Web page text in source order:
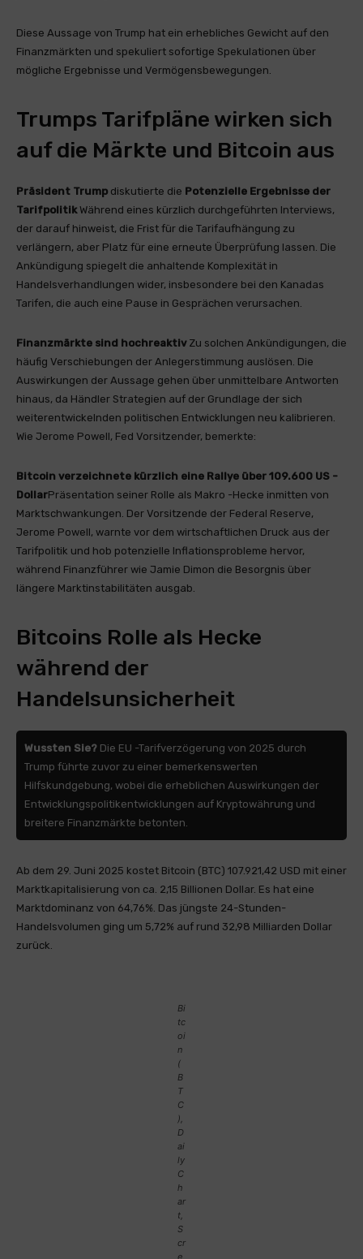
Diese Aussage von Trump hat ein erhebliches Gewicht auf den
Finanzmärkten und spekuliert sofortige Spekulationen über
mögliche Ergebnisse und Vermögensbewegungen.
Trumps Tarifpläne wirken sich
auf die Märkte und Bitcoin aus
Präsident Trump diskutierte die Potenzielle Ergebnisse der
TarifpolitikWährend eines kürzlich durchgeführten Interviews,
der darauf hinweist, die Frist für die Tarifaufhängung zu
verlängern, aber Platz für eine erneute Überprüfung lassen. Die
Ankündigung spiegelt die anhaltende Komplexität in
Handelsverhandlungen wider, insbesondere bei den Kanadas
Tarifen, die auch eine Pause in Gesprächen verursachen.
Finanzmärkte sind hochreaktivZu solchen Ankündigungen, die
häufig Verschiebungen der Anlegerstimmung auslösen. Die
Auswirkungen der Aussage gehen über unmittelbare Antworten
hinaus, da Händler Strategien auf der Grundlage der sich
weiterentwickelnden politischen Entwicklungen neu kalibrieren.
Wie Jerome Powell, Fed Vorsitzender, bemerkte:
Bitcoin verzeichnete kürzlich eine Rallye über 109.600 US -
DollarPräsentation seiner Rolle als Makro -Hecke inmitten von
Marktschwankungen. Der Vorsitzende der Federal Reserve,
Jerome Powell, warnte vor dem wirtschaftlichen Druck aus der
Tarifpolitik und hob potenzielle Inflationsprobleme hervor,
während Finanzführer wie Jamie Dimon die Besorgnis über
längere Marktinstabilitäten ausgab.
Bitcoins Rolle als Hecke
während der
Handelsunsicherheit
Wussten Sie? Die EU -Tarifverzögerung von 2025 durch
Trump führte zuvor zu einer bemerkenswerten
Hilfskundgebung, wobei die erheblichen Auswirkungen der
Entwicklungspolitikentwicklungen auf Kryptowährung und
breitere Finanzmärkte betonten.
Ab dem 29. Juni 2025 kostet Bitcoin (BTC) 107.921,42 USD mit einer
Marktkapitalisierung von ca. 2,15 Billionen Dollar. Es hat eine
Marktdominanz von 64,76%. Das jüngste 24-Stunden-
Handelsvolumen ging um 5,72% auf rund 32,98 Milliarden Dollar
zurück.
Bi
tc
oi
n
(
B
T
C
),
D
ai
ly
C
h
ar
t,
S
cr
e